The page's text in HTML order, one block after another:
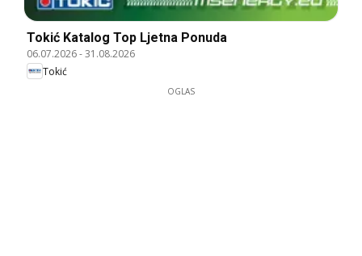
Tokić Katalog Top Ljetna Ponuda
06.07.2026-31.08.2026
Tokić
OGLAS